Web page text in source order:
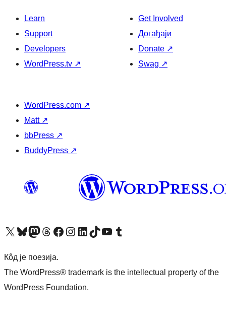
Learn
Support
Developers
WordPress.tv ↗
Get Involved
Догађаји
Donate ↗
Swag ↗
WordPress.com ↗
Matt ↗
bbPress ↗
BuddyPress ↗
Visit our X (formerly Twitter) account
Посетите наш Bluesky налог
Visit our Mastodon account
Посетите наш налог на Threads-у Visit our Facebook pageПосетите наш Инстаграм налог
Visit our LinkedIn account
Посетите наш TikTok налог
Visit our YouTube channel
Посетите наш Tumblr налог
Кôд је поезија.
The WordPress® trademark is the intellectual property of the
WordPress Foundation.